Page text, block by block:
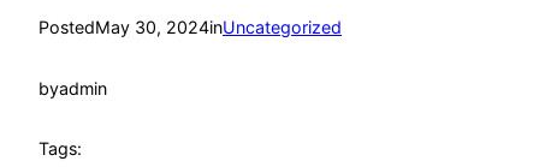
PostedMay 30, 2024inUncategorized
byadmin
Tags: